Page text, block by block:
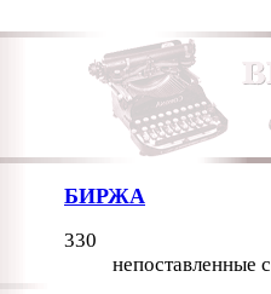
БИРЖА
330
непоставленные